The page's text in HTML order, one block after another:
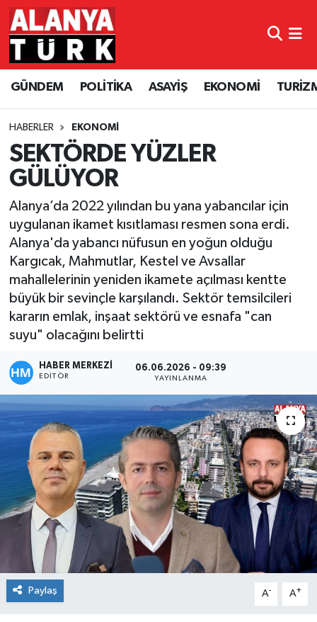
GÜNDEM POLİTİKA ASAYİŞ EKONOMİ
HABERLER EKONOMİ
SEKTÖRDE YÜZLER
GÜLÜYOR
Alanya’da 2022 yılından bu yana yabancılar için
uygulanan ikamet kısıtlaması resmen sona erdi.
Alanya'da yabancı nüfusun en yoğun olduğu
Kargıcak, Mahmutlar, Kestel ve Avsallar
mahallelerinin yeniden ikamete açılması kentte
büyük bir sevinçle karşılandı. Sektör temsilcileri
kararın emlak, inşaat sektörü ve esnafa "can
suyu" olacağını belirtti
HABER MERKEZİ
EDITÖR
06.06.2026 - 09:39
YAYINLANMA
Paylaş A- A+
GÜNDEM
POLİTİKA
ASAYİŞ
EKONOMİ
TURİZM
ÇEVRE
KÜLTÜR SANAT
Nöbetçi Eczaneler
Hava Durumu
Namaz Vakitleri
Trafik Durumu
Süper Lig Puan Durumu ve Fikstür
Son Dakika Haberleri
Haber Arşivi